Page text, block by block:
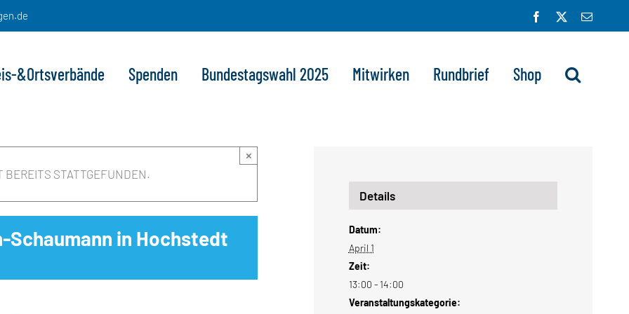
Facebook
E-
&Ortsverbände Spenden Bundestagswahl 2025 Mitwirken Rundbrief Shop
BEREITS STATTGEFUNDEN.
×
in Hochstedt
Details
Datum:
April 1
Zeit:
13:00 - 14:00
Veranstaltungskategorie: